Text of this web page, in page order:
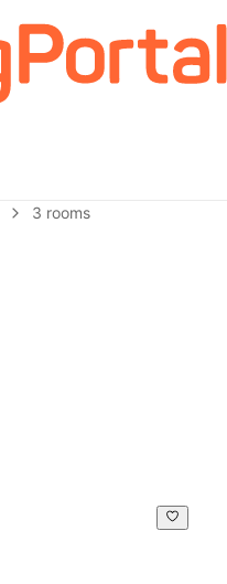
3 rooms